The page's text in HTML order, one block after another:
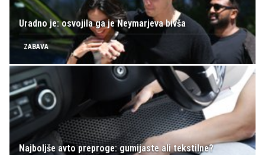
Uradno je: osvojila ga je Neymarjeva bivša
ZABAVA
Najboljše avto preproge: gumijaste ali tekstilne?